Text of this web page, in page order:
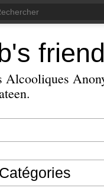
Alcooliques
Catégories